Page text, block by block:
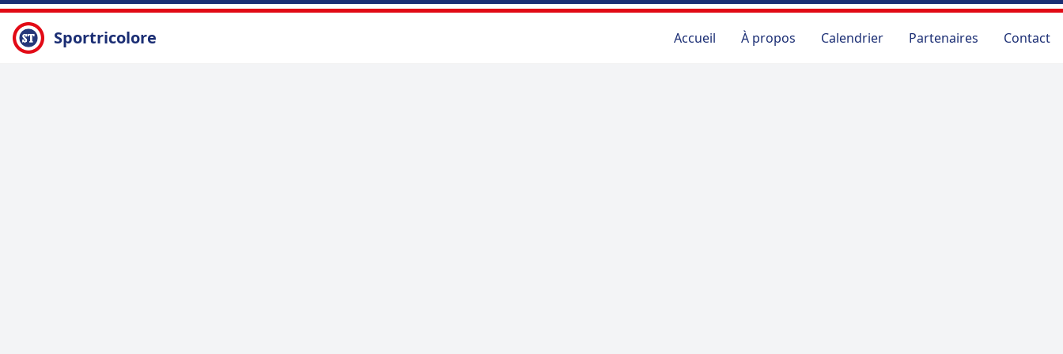
Sportricolore Accueil À propos Calendrier Partenaires Contact